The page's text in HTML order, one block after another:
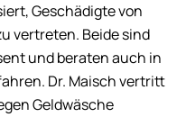
Geschädigte von
vertreten. Beide sind
und beraten auch in
Dr. Maisch vertritt
Geldwäsche